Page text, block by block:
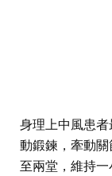
身理上中風患
動鍛鍊，牽動
至兩堂，維持